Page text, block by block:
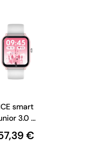
smart
3.0 -
Pink €